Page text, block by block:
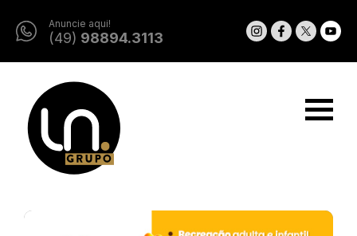
Anuncie aqui!
(49) 98894.3113